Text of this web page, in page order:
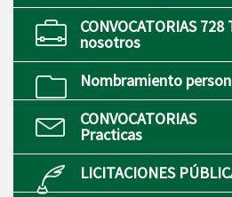
CONVOCATORIAS
nosotros
Nombramiento
CONVOCATORIAS
Practicas
LICITACIONES